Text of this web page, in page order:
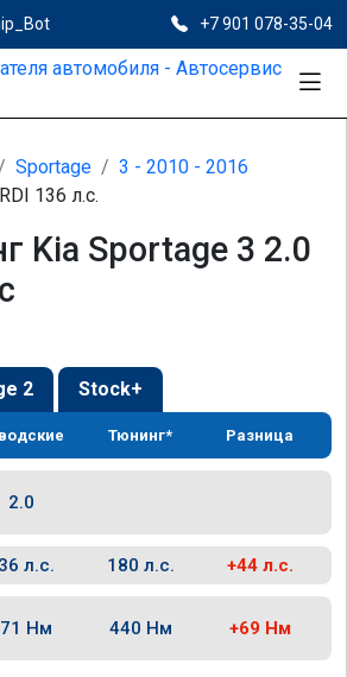
+7 901 078-35-04
Sportage
3 - 2010 - 2016
136 л.с.
Kia Sportage 3 2.0
2 Stock+
Тюнинг* Разница
2.0
л.с. 180 л.с. +44 л.с.
Нм 440 Нм +69 Нм